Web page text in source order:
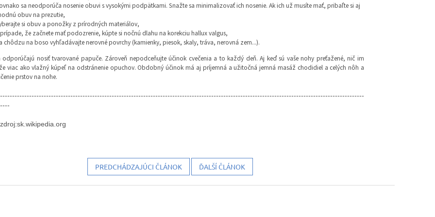
sa neodporúča nosenie obuvi s vysokými podpätkami. Snažte sa minimalizovať ich nosenie. Ak ich už musíte mať, pribaľte si aj
obuv na prezutie,
si obuv a ponožky z prírodných materiálov,
že začnete mať podozrenie, kúpte si nočnú dlahu na korekciu hallux valgus,
chôdzu na boso vyhľadávajte nerovné povrchy (kamienky, piesok, skaly, tráva, nerovná zem...).
odporúčajú nosiť tvarované papuče. Zároveň nepodceňujte účinok cvečenia a to každý deň. Aj keď sú vaše nohy preťažené, nič im
viac ako vlažný kúpeľ na odstránenie opuchov. Obdobný účinok má aj príjemná a užitočná jemná masáž chodidiel a celých nôh a
prstov na nohe.
PREDCHÁDZAJÚCI ČLÁNOK ĎALŠÍ ČLÁNOK